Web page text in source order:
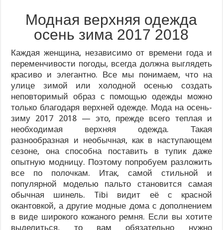
Модная верхняя одежда
осень зима 2017 2018
Каждая женщина, независимо от времени года и
переменчивости погоды, всегда должна выглядеть
красиво и элегантно. Все мы понимаем, что на
улице зимой или холодной осенью создать
неповторимый образ с помощью одежды можно
только благодаря верхней одежде. Мода на осень-
зиму 2017 2018 — это, прежде всего теплая и
необходимая верхняя одежда. Такая
разнообразная и необычная, как в наступающем
сезоне, она способна поставить в тупик даже
опытную модницу. Поэтому попробуем разложить
все по полочкам. Итак, самой стильной и
популярной моделью пальто становится самая
обычная шинель. Tibi видит её с красной
окантовкой, а другие модные дома с дополнением
в виде широкого кожаного ремня. Если вы хотите
выделиться, то вам обязательно нужно